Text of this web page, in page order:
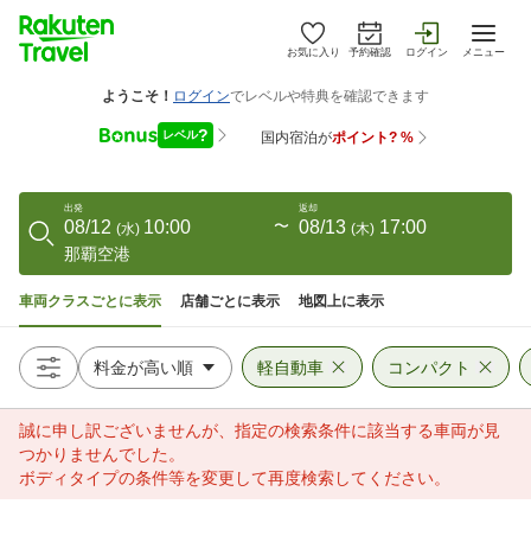
お気に入り 予約確認 ログイン メニュー
出発
08/12 (水) 10:00 〜
返却
08/13 (木) 17:00
那覇空港
車両クラスごとに表示 店舗ごとに表示 地図上に表示
軽自動車 コンパクト
誠に申し訳ございませんが、指定の検索条件に該当する車両が見
つかりませんでした。
ボディタイプの条件等を変更して再度検索してください。